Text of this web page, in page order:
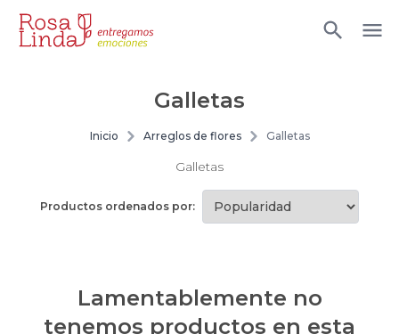
Galletas
Inicio Arreglos de flores Galletas
Galletas
Productos ordenados por:
Lamentablemente no
tenemos productos en esta
Anturios
Arreglos azules
Arreglos con rosas ecuatorianas
Arreglos de Globos